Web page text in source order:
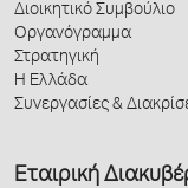
Διοικητικό Συμβούλιο
Οργανόγραμμα
Στρατηγική
Η Ελλάδα
Συνεργασίες &
Εταιρική